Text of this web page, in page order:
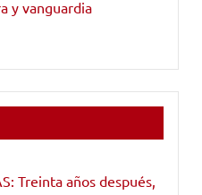
y vanguardia
Treinta años después,